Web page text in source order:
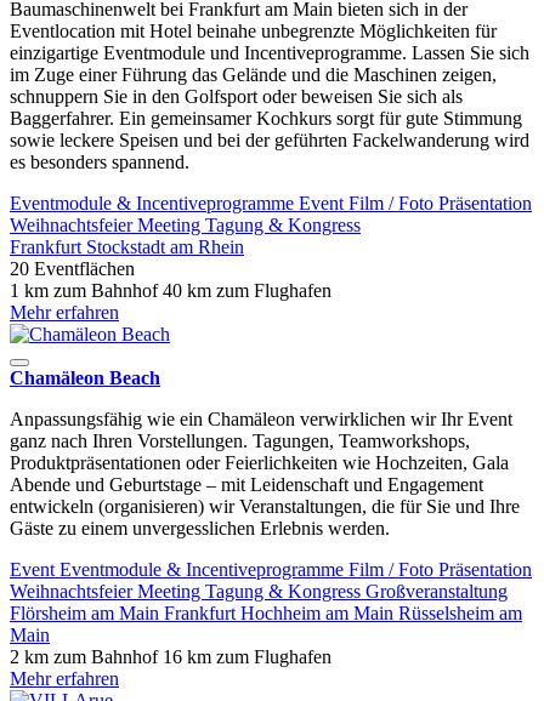
Baumaschinenwelt bei Frankfurt am Main bieten sich in der
Eventlocation mit Hotel beinahe unbegrenzte Möglichkeiten für
einzigartige Eventmodule und Incentiveprogramme. Lassen Sie sich
im Zuge einer Führung das Gelände und die Maschinen zeigen,
schnuppern Sie in den Golfsport oder beweisen Sie sich als
Baggerfahrer. Ein gemeinsamer Kochkurs sorgt für gute Stimmung
sowie leckere Speisen und bei der geführten Fackelwanderung wird
es besonders spannend.
Eventmodule & Incentiveprogramme Event Film / Foto Präsentation
WeihnachtsfeierMeeting Tagung & Kongress
Frankfurt Stockstadt am Rhein
20 Eventflächen
1 km zum Bahnhof40 km zum Flughafen
Mehr erfahren
Chamäleon Beach
Anpassungsfähig wie ein Chamäleon verwirklichen wir Ihr Event
ganz nach Ihren Vorstellungen. Tagungen, Teamworkshops,
Produktpräsentationen oder Feierlichkeiten wie Hochzeiten, Gala
Abende und Geburtstage – mit Leidenschaft und Engagement
entwickeln (organisieren) wir Veranstaltungen, die für Sie und Ihre
Gäste zu einem unvergesslichen Erlebnis werden.
Event Eventmodule & Incentiveprogramme Film / Foto Präsentation
WeihnachtsfeierMeeting Tagung & Kongress Großveranstaltung
Flörsheim am Main Frankfurt Hochheim am Main Rüsselsheim am
Main
2 km zum Bahnhof 16 km zum Flughafen
Mehr erfahren